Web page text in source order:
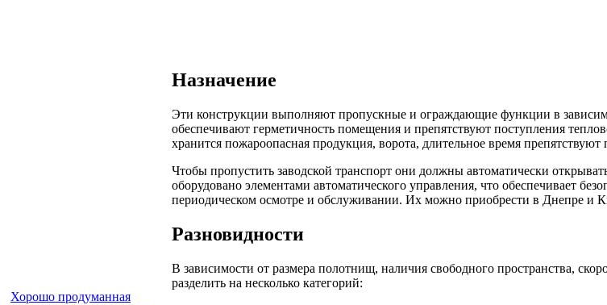
Хорошо продуманная
Назначение
Эти конструкции выполняют пропускные и ограждающие функции в
обеспечивают герметичность помещения и препятствуют поступления
хранится пожароопасная продукция, ворота, длительное время
Чтобы пропустить заводской транспорт они должны автоматически
оборудовано элементами автоматического управления, что обеспечивает
периодическом осмотре и обслуживании. Их можно приобрести в Днепре и
Разновидности
В зависимости от размера полотнищ, наличия свободного пространства,
разделить на несколько категорий: